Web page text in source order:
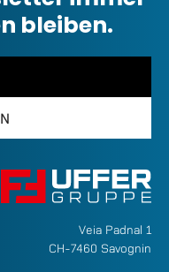
bleiben.
Veia Padnal 1
CH-7460 Savognin